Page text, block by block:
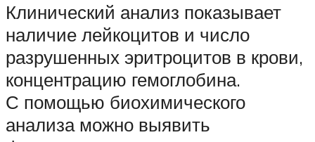
Клинический анализ показывает
наличие лейкоцитов и число
разрушенных эритроцитов в крови,
концентрацию гемоглобина.
С помощью биохимического
анализа можно выявить